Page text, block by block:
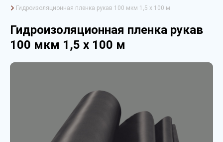
Гидроизоляционная пленка рукав 100 мкм 1,5 х 100 м
Гидроизоляционная пленка рукав
100 мкм 1,5 х 100 м